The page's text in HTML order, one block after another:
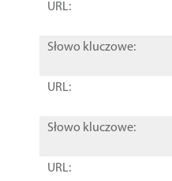
URL:
Słowo kluczowe:
URL:
Słowo kluczowe:
URL: